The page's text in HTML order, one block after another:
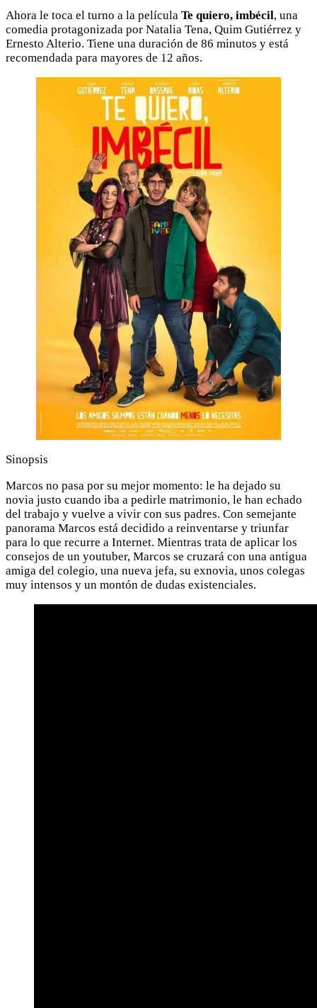
Ahora le toca el turno a la película Te quiero, imbécil, una
comedia protagonizada por Natalia Tena, Quim Gutiérrez y
Ernesto Alterio. Tiene una duración de 86 minutos y está
recomendada para mayores de 12 años.
Sinopsis
Marcos no pasa por su mejor momento: le ha dejado su
novia justo cuando iba a pedirle matrimonio, le han echado
del trabajo y vuelve a vivir con sus padres. Con semejante
panorama Marcos está decidido a reinventarse y triunfar
para lo que recurre a Internet. Mientras trata de aplicar los
consejos de un youtuber, Marcos se cruzará con una antigua
amiga del colegio, una nueva jefa, su exnovia, unos colegas
muy intensos y un montón de dudas existenciales.